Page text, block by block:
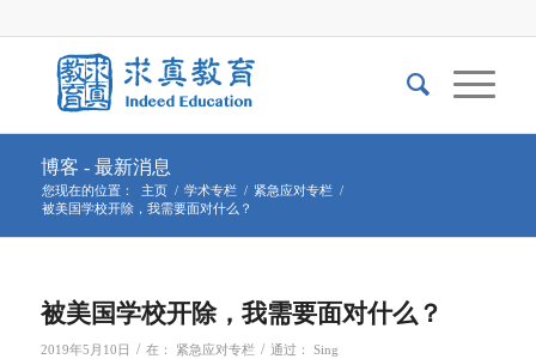
博客 - 最新消息
您现在的位置： 主页 / 学术专栏 / 紧急应对专栏 /
被美国学校开除，我需要面对什么？
被美国学校开除，我需要面对什么？
2019年5月10日 / 在： 紧急应对专栏 / 通过： Sing